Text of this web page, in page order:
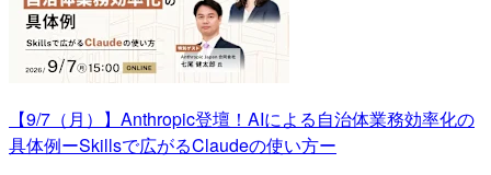
【9/7（月）】Anthropic登壇！AIによる自治体業務効率化の
具体例ーSkillsで広がるClaudeの使い方ー